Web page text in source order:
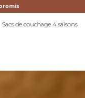
Sacs de couchage 4 saisons